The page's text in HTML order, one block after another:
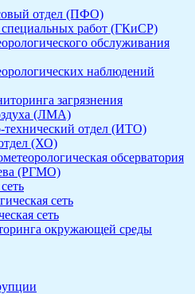
отдел (ПФО)
работ (ГКиСР)
обслуживания
наблюдений
загрязнения
(ЛМА)
отдел (ИТО)
(ХО)
обсерватория
(РГМО)
сеть
сеть
окружающей среды